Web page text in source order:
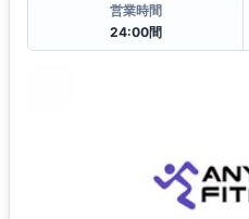
営業時間
24:00間